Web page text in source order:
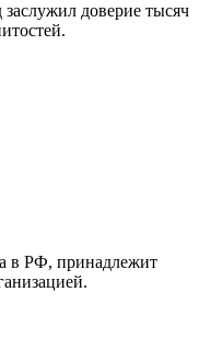
заслужил доверие тысяч
в РФ, принадлежит